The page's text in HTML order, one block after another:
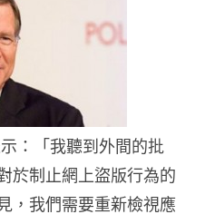
：「我聽到外間的批
於制止網上盜版行為的
，我們需要重新檢視應